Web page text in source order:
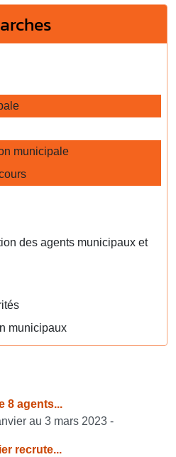
municipale
des agents municipaux et
municipaux
8 agents...
au 3 mars 2023 -
recrute...